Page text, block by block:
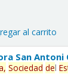
al carrito
San Antoni
Sociedad del